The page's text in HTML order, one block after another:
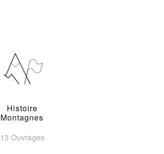
Histoire
Montagnes
13 Ouvrages